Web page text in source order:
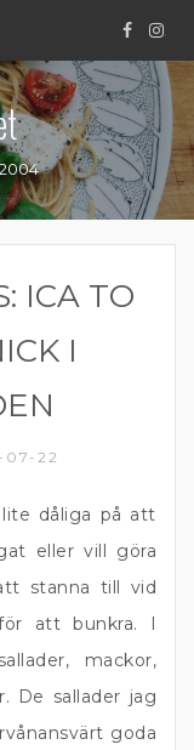
.
ICA TO
I
07-22
dåliga på att
eller vill göra
stanna till vid
att bunkra. I
mackor,
De sallader jag
goda